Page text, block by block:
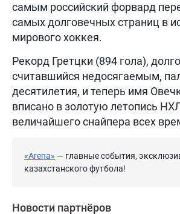
самым российский форвард
самых долговечных страниц в
мирового хоккея.
Рекорд Гретцки (894 гола),
считавшийся недосягаемым,
десятилетия, и теперь имя
вписано в золотую летопись
величайшего снайпера всех
«Arena» — главные события,
казахстанского футбола!